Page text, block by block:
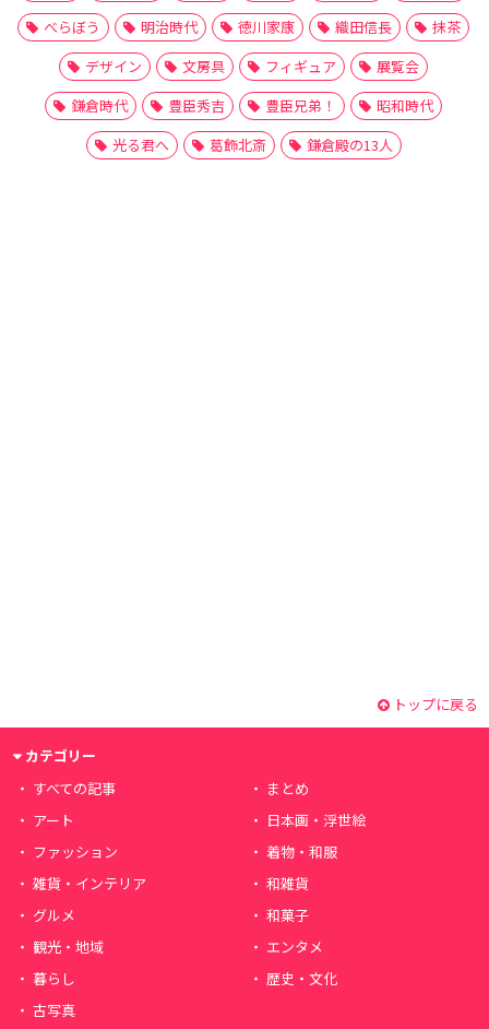
べらぼう
明治時代 徳川家康 織田信長
抹茶
デザイン
文房具 フィギュア
展覧会
鎌倉時代
豊臣秀吉 豊臣兄弟！
昭和時代
光る君へ
葛飾北斎 鎌倉殿の13人
トップに戻る
カテゴリー
すべての記事
まとめ
アート
日本画・浮世絵
ファッション
着物・和服
雑貨・インテリア
和雑貨
グルメ
和菓子
観光・地域
エンタメ
暮らし
歴史・文化
古写真